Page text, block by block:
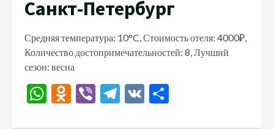
Санкт-Петербург
Средняя температура: 10°C, Стоимость отеля: 4000₽,
Количество достопримечательностей: 8, Лучший
сезон: весна
WhatsApp
Odnoklassniki
ViberTelegram
VK